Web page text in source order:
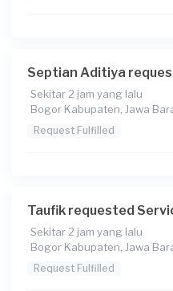
Septian Aditiya
Sekitar 2 jam yang lalu
Bogor Kabupaten, Jawa
Request Fulfilled
Taufik requested
Sekitar 2 jam yang lalu
Bogor Kabupaten, Jawa
Request Fulfilled